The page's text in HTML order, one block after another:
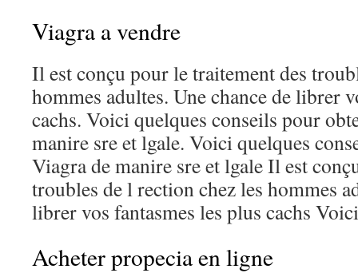
Viagra a vendre
Il est conçu pour le traitement des
hommes adultes. Une chance de librer
cachs. Voici quelques conseils pour
manire sre et lgale. Voici quelques
Viagra de manire sre et lgale Il est
troubles de l rection chez les hommes
librer vos fantasmes les plus cachs
Acheter propecia en ligne